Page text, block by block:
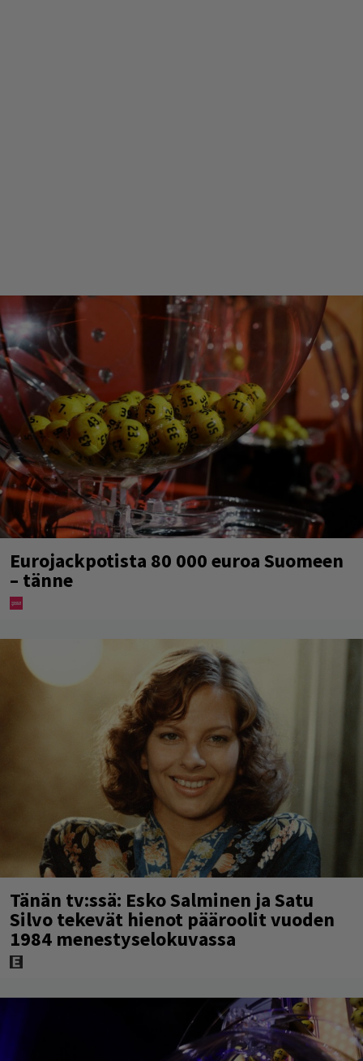
Eurojackpotista 80 000 euroa Suomeen
– tänne
Tänän tv:ssä: Esko Salminen ja Satu
Silvo tekevät hienot pääroolit vuoden
1984 menestyselokuvassa